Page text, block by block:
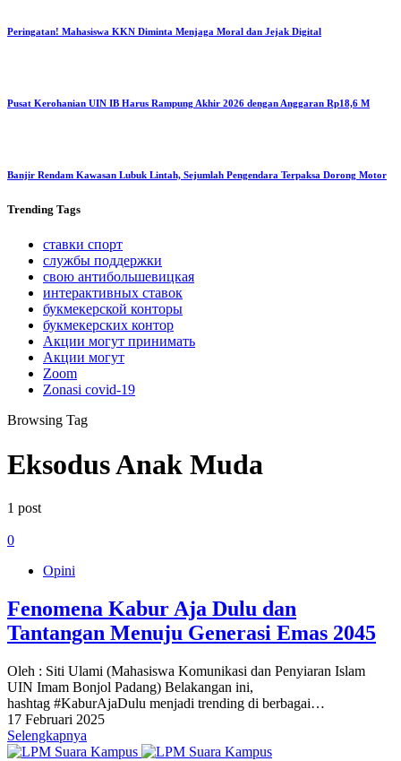
Peringatan! Mahasiswa KKN Diminta Menjaga Moral dan Jejak Digital
Pusat Kerohanian UIN IB Harus Rampung Akhir 2026 dengan Anggaran Rp18,6 M
Banjir Rendam Kawasan Lubuk Lintah, Sejumlah Pengendara Terpaksa Dorong Motor
Trending Tags
ставки спорт
службы поддержки
свою антибольшевицкая
интерактивных ставок
букмекерской конторы
букмекерских контор
Акции могут принимать
Акции могут
Zoom
Zonasi covid-19
Browsing Tag
Eksodus Anak Muda
1 post
0
Opini
Fenomena Kabur Aja Dulu dan
Tantangan Menuju Generasi Emas 2045
Oleh : Siti Ulami (Mahasiswa Komunikasi dan Penyiaran Islam
UIN Imam Bonjol Padang) Belakangan ini,
hashtag #KaburAjaDulu menjadi trending di berbagai…
17 Februari 2025
Selengkapnya